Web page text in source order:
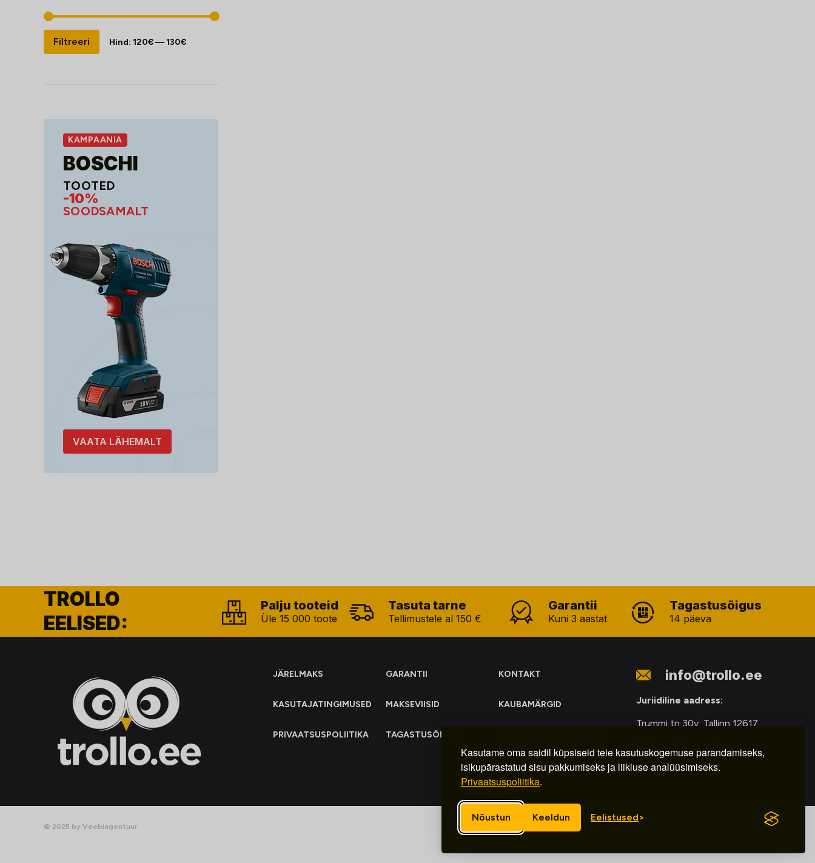
Kasutame oma saidil küpsiseid teie kasutuskogemuse parandamiseks,
isikupärastatud sisu pakkumiseks ja liikluse analüüsimiseks.
Privaatsuspoliitika.
Nõustun Keeldun Eelistused
Minimaalne
hind
Maksimaalne
hind
Filtreeri Hind: 120€— 130€
KAMPAANIA
BOSCHI
TOOTED
-10%
SOODSAMALT
VAATA LÄHEMALT
TROLLO
EELISED:
Palju tooteid
Üle 15 000 toote
Tasuta tarne
Tellimustele al 150 €
Garantii
Kuni 3 aastat
Tagastusõigus
14 päeva
JÄRELMAKS GARANTII KONTAKT
KASUTAJATINGIMUSED MAKSEVIISID KAUBAMÄRGID
PRIVAATSUSPOLIITIKA TAGASTUSÕIGUS
KOGUMINE
info@trollo.ee
Juriidiline aadress:
Trummi tn 30y, Tallinn 12617
Kauba väljastamine:
E-R – 9.00 – 18.00
© 2025 by Veebiagentuur